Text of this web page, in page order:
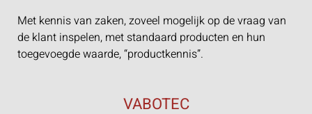
Met kennis van zaken, zoveel mogelijk op de vraag van
de klant inspelen, met standaard producten en hun
toegevoegde waarde, “productkennis”.
VABOTEC